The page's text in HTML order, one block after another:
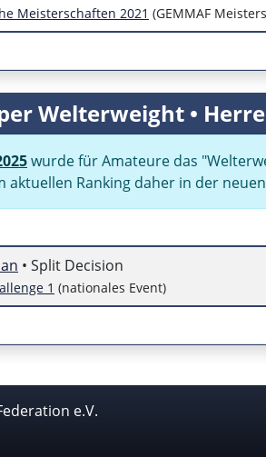
Meisterschaften 2021 (GEMMAF
Welterweight •
wurde für Amateure das
aktuellen Ranking daher in der neuen
• Split Decision
1 (nationales Event)
e.V.